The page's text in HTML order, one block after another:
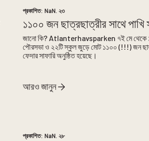
প্রকাশিত: NaN. ২৩
১১০০ জন ছাত্রছাত্রীর সাথে পাখি
জানো কি? Atlanterhavsparken ৭ই মে থেকে
পৌরসভা ও ২২টি স্কুল জুড়ে মোট ১১০০ (!!!) জন
ফেদার সাফারি অনুষ্ঠিত হয়েছে।
আরও জানুন
প্রকাশিত: NaN. ২৮